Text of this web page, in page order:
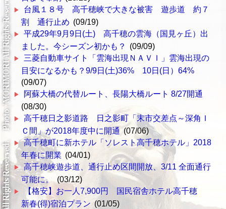
台風１８号 高千穂峡で大きな被害 遊歩道 約７
割 通行止め (09/19)
平成29年9月9日(土) 高千穂の雲海（国見ヶ丘）出
ました。今シーズン初かも？
(09/09)
三菱自動車サイト「雲海出現ＮＡＶＩ」雲海出現の
目安になるかも？9/9日(土)36% 10日(日）64%
(09/07)
阿蘇大橋の代替ルート、長陽大橋ルート 8/27開通
(08/30)
高千穂日之影道路 日之影町「末市交差点～深角Ｉ
Ｃ間」が2018年度中に開通 (07/06)
高千穂町に新ホテル「ソレスト高千穂ホテル」2018
年春に開業 (04/01)
高千穂峡遊歩道、通行止め区間開放、3/11 全面通行
可能に。
(03/12)
【格安】お一人7,900円 国民宿舎ホテル高千穂
新春(得)宿泊プラン (01/05)